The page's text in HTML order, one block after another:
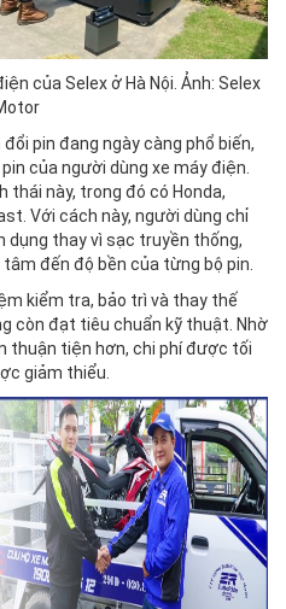
của Selex ở Hà Nội. Ảnh: Selex
pin đang ngày càng phổ biến,
của người dùng xe máy điện.
thái này, trong đó có Honda,
Với cách này, người dùng chỉ
dụng thay vì sạc truyền thống,
đến độ bền của từng bộ pin.
kiểm tra, bảo trì và thay thế
còn đạt tiêu chuẩn kỹ thuật. Nhờ
thuận tiện hơn, chi phí được tối
giảm thiểu.